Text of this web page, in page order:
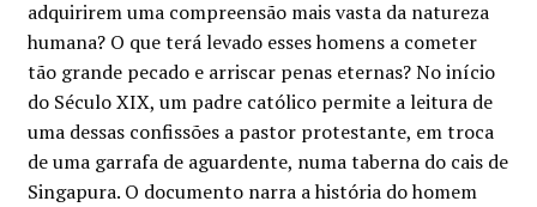
€15.00.€13.50.
adquirirem uma compreensão mais vasta da natureza
humana? O que terá levado esses homens a cometer
tão grande pecado e arriscar penas eternas? No início
do Século XIX, um padre católico permite a leitura de
uma dessas confissões a pastor protestante, em troca
de uma garrafa de aguardente, numa taberna do cais de
Singapura. O documento narra a história do homem